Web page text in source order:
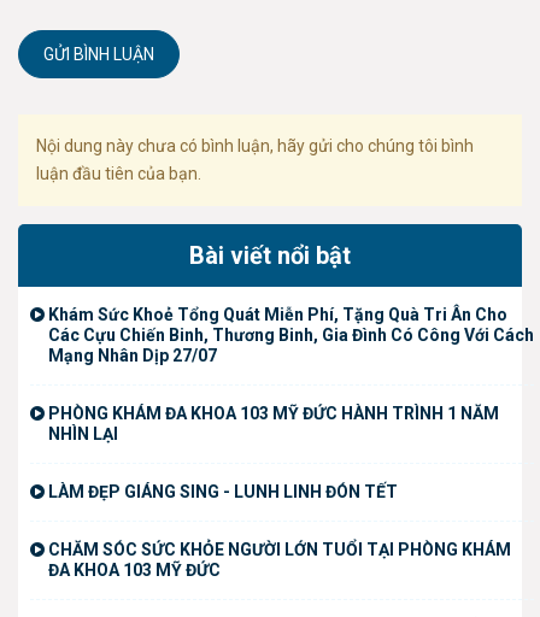
GỬI BÌNH LUẬN
Nội dung này chưa có bình luận, hãy gửi cho chúng tôi bình
luận đầu tiên của bạn.
Bài viết nổi bật
Khám Sức Khoẻ Tổng Quát Miễn Phí, Tặng Quà Tri Ân Cho
Các Cựu Chiến Binh, Thương Binh, Gia Đình Có Công Với Cách
Mạng Nhân Dịp 27/07
PHÒNG KHÁM ĐA KHOA 103 MỸ ĐỨC HÀNH TRÌNH 1 NĂM
NHÌN LẠI
LÀM ĐẸP GIÁNG SING - LUNH LINH ĐÓN TẾT
CHĂM SÓC SỨC KHỎE NGƯỜI LỚN TUỔI TẠI PHÒNG KHÁM
ĐA KHOA 103 MỸ ĐỨC